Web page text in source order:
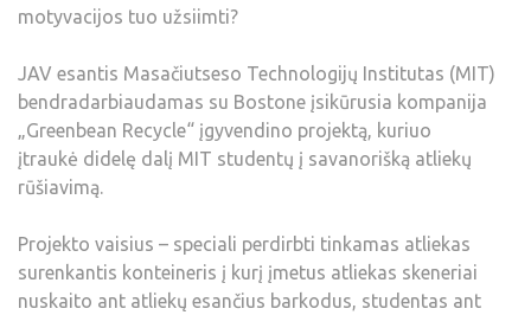
motyvacijos tuo užsiimti?
JAV esantis Masačiutseso Technologijų Institutas (MIT)
bendradarbiaudamas su Bostone įsikūrusia kompanija
„Greenbean Recycle“ įgyvendino projektą, kuriuo
įtraukė didelę dalį MIT studentų į savanorišką atliekų
rūšiavimą.
Projekto vaisius – speciali perdirbti tinkamas atliekas
surenkantis konteineris į kurį įmetus atliekas skeneriai
nuskaito ant atliekų esančius barkodus, studentas ant